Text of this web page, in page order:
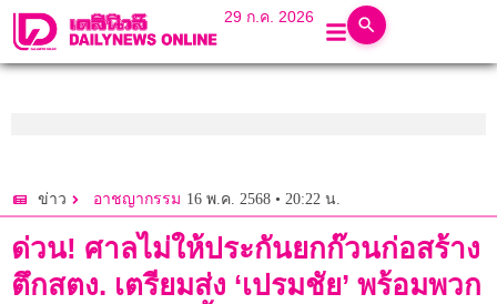
29 ก.ค. 2026
ข่าว อาชญากรรม 16 พ.ค. 2568 • 20:22 น.
ด่วน! ศาลไม่ให้ประกันยกก๊วนก่อสร้าง
ตึกสตง. เตรียมส่ง ‘เปรมชัย’ พร้อมพวก